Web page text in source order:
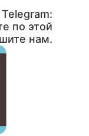
по этой
нам.